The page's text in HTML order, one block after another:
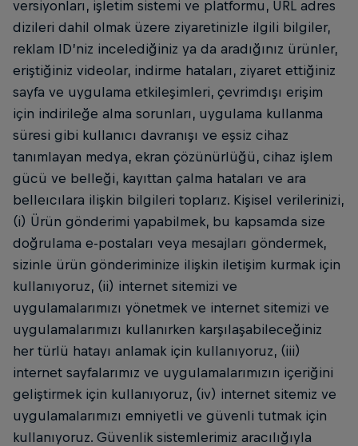
versiyonları, işletim sistemi ve platformu, URL adres
dizileri dahil olmak üzere ziyaretinizle ilgili bilgiler,
reklam ID’niz incelediğiniz ya da aradığınız ürünler,
eriştiğiniz videolar, indirme hataları, ziyaret ettiğiniz
sayfa ve uygulama etkileşimleri, çevrimdışı erişim
için indirileğe alma sorunları, uygulama kullanma
süresi gibi kullanıcı davranışı ve eşsiz cihaz
tanımlayan medya, ekran çözünürlüğü, cihaz işlem
gücü ve belleği, kayıttan çalma hataları ve ara
belleıcılara ilişkin bilgileri toplarız. Kişisel verilerinizi,
(i) Ürün gönderimi yapabilmek, bu kapsamda size
doğrulama e-postaları veya mesajları göndermek,
sizinle ürün gönderiminize ilişkin iletişim kurmak için
kullanıyoruz, (ii) internet sitemizi ve
uygulamalarımızı yönetmek ve internet sitemizi ve
uygulamalarımızı kullanırken karşılaşabileceğiniz
her türlü hatayı anlamak için kullanıyoruz, (iii)
internet sayfalarımız ve uygulamalarımızın içeriğini
geliştirmek için kullanıyoruz, (iv) internet sitemiz ve
uygulamalarımızı emniyetli ve güvenli tutmak için
kullanıyoruz. Güvenlik sistemlerimiz aracılığıyla